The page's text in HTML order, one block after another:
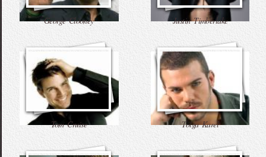
George Clooney Justin Timberlake
Tom Cruise Tolga Karel